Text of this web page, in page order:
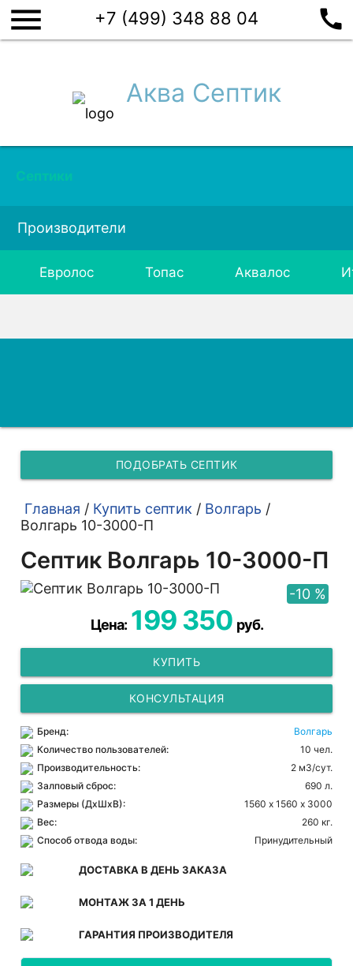
menu +7 (499) 348 88 04 call
Аква Септик
Септики
Производители
Евролос Топас Аквалос
ПОДОБРАТЬ СЕПТИК
Главная / Купить септик / Волгарь /
Волгарь 10-3000-П
Септик Волгарь 10-3000-П
-10 %
Цена: 199 350 руб.
КУПИТЬ
КОНСУЛЬТАЦИЯ
Бренд:
Волгарь
Количество пользователей:
10 чел.
Производительность:
2 м3/сут.
Залповый сброс:
690 л.
Размеры (ДхШхВ):
1560 х 1560 х 3000
Вес:
260 кг.
Способ отвода воды:
Принудительный
ДОСТАВКА В ДЕНЬ ЗАКАЗА
МОНТАЖ ЗА 1 ДЕНЬ
ГАРАНТИЯ ПРОИЗВОДИТЕЛЯ